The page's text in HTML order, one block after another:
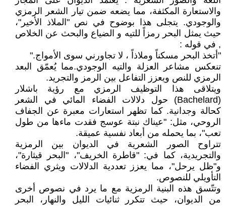
والاستعارة المكثفة، مما يضعه ضمن تيار الشعر الرمزي
والوجودي. يتجلى هذا بوضوح في نص "الملاذ الأخير"،
حيث يمثل البحر رمزاً للتيه و الضياع والبحث عن الخلاص
, في قوله :
"أتخذ البحر مسكناً وملاذاً ، لا تجاورني سوى الأمواج."
تنعكس مشاعر العزلة والتيه الوجودي.مما يُعمّق البعد
الرمزي للنص ويعزز التفاعل بين الرمز والتجريد.
ويتلاقى هذا التوظيف الرمزي مع رؤية باشلار
(Bachelard) حول دلالات الفضاء المائي في الشعر
كحالة وجدانية. كما تظهر استعارات معبرة عن الجفاف
الروحي، مثل: "عيناك نبتة عوسج فقدت ماءها من طول
تعب"، بما يحمله من أبعاد نفسية عميقة.
تتراوح الصور الشعرية في الديوان بين الرمزية
والتجريدية، كما في: "قاطرة الخريف"، "البحر قيثارة"،
و"ظل يرحل"، مما يعزز تعددية الدلالات ويثري الفضاء
التأويلي للنصوص.
وتتّسق هذه البنية الرمزية مع ما يرد في نصوص أخرى
من الديوان، حيث تتكرر ثنائيات الليل والنهار، البحر